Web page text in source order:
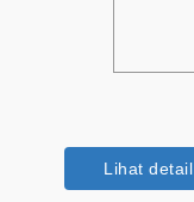
Lihat detail